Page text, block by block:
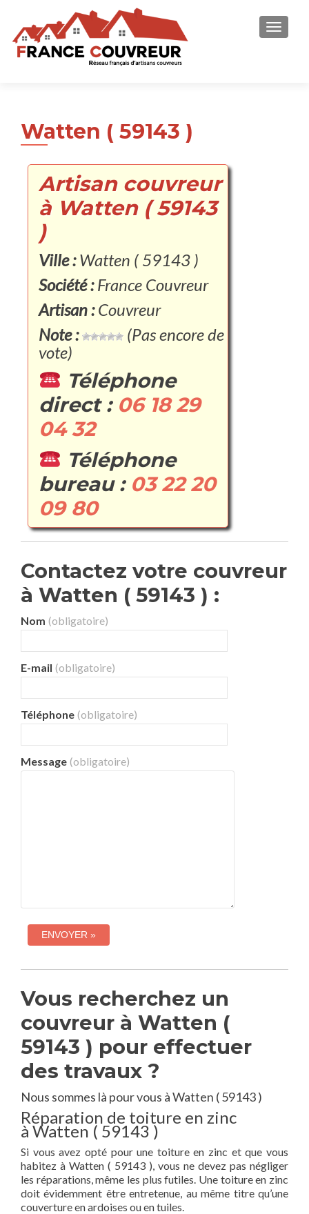
Watten ( 59143 )
Artisan couvreur
à Watten ( 59143
)
Ville :Watten ( 59143 )
Société :France Couvreur
Artisan :Couvreur
Note :
(Pas encore de
vote)
Téléphone
direct : 06 18 29
04 32
Téléphone
bureau : 03 22 20
09 80
Contactez votre couvreur
à Watten ( 59143 ) :
Nom (obligatoire)
E-mail (obligatoire)
Téléphone (obligatoire)
Message (obligatoire)
Vous recherchez un
couvreur à Watten (
59143 ) pour effectuer
des travaux ?
Nous sommes là pour vous à Watten ( 59143 )
Réparation de toiture en zinc
à Watten ( 59143 )
Si vous avez opté pour une toiture en zinc et que vous
habitez à Watten ( 59143 ), vous ne devez pas négliger
les réparations, même les plus futiles. Une toiture en zinc
doit évidemment être entretenue, au même titre qu’une
couverture en ardoises ou en tuiles.